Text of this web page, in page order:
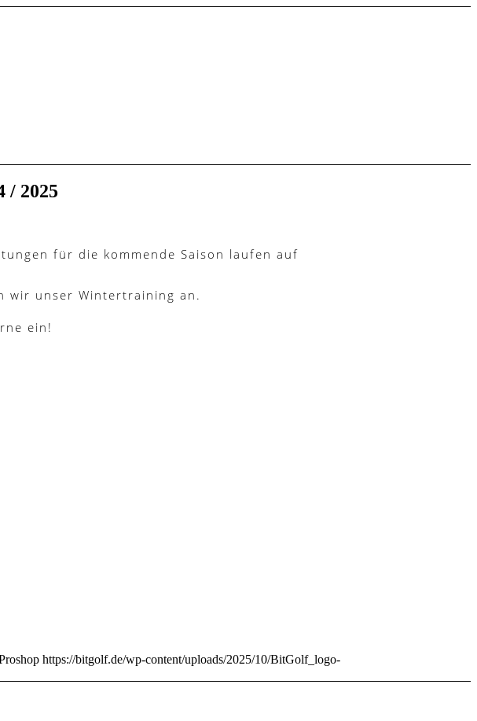
/ 2025
für die kommende Saison laufen auf
wir unser Wintertraining an.
ein!
https://bitgolf.de/wp-content/uploads/2025/10/BitGolf_logo-